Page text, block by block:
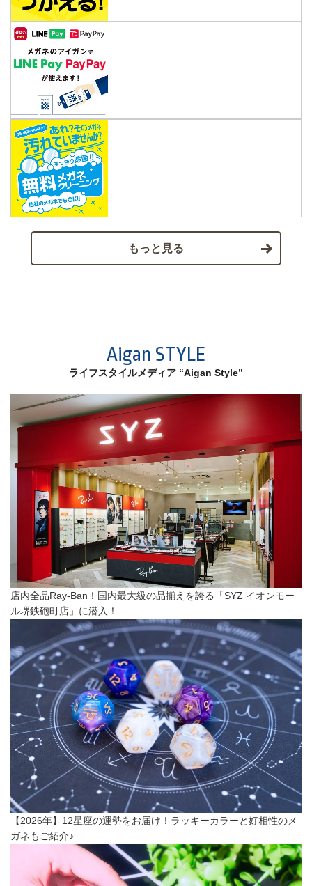
もっと見る
Aigan STYLE
ライフスタイルメディア “Aigan Style”
店内全品Ray-Ban！国内最大級の品揃えを誇る「SYZ イオンモー
ル堺鉄砲町店」に潜入！
【2026年】12星座の運勢をお届け！ラッキーカラーと好相性のメ
ガネもご紹介♪